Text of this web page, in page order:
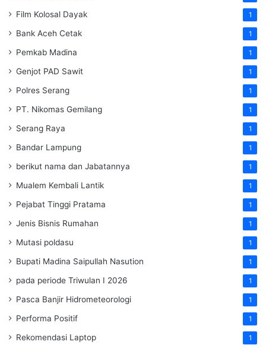
Film Kolosal Dayak 1
Bank Aceh Cetak 1
Pemkab Madina 1
Genjot PAD Sawit 1
Polres Serang 1
PT. Nikomas Gemilang 1
Serang Raya 1
Bandar Lampung 1
berikut nama dan Jabatannya 1
Mualem Kembali Lantik 1
Pejabat Tinggi Pratama 1
Jenis Bisnis Rumahan 1
Mutasi poldasu 1
Bupati Madina Saipullah Nasution 1
pada periode Triwulan I 2026 1
Pasca Banjir Hidrometeorologi 1
Performa Positif 1
Rekomendasi Laptop 1